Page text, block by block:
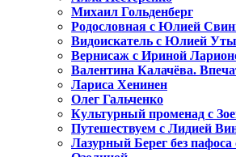
Михаил Гольденберг
Родословная с Юлией
Видоискатель с Юлией
Вернисаж с Ириной
Валентина Калачёва.
Лариса Хенинен
Олег Гальченко
Культурный променад с
Путешествуем с Лидией
Лазурный Берег без